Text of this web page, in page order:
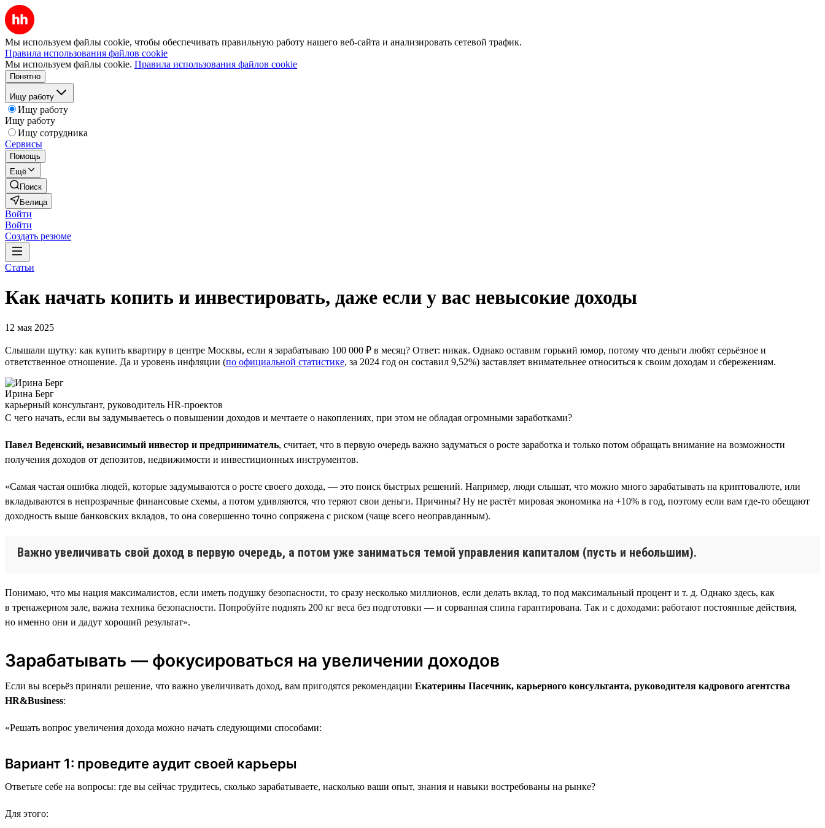
Мы используем файлы cookie, чтобы обеспечивать правильную работу нашего веб-сайта и анализировать сетевой трафик.
Правила использования файлов cookie
Мы используем файлы cookie. Правила использования файлов cookie
Понятно
Ищу работу
Ищу работу
Ищу работу
Ищу сотрудника
Сервисы
Помощь
Ещё
Поиск
Белица
Войти
Войти
Создать резюме
Статьи
Как начать копить и инвестировать, даже если у вас невысокие доходы
12 мая 2025
Слышали шутку: как купить квартиру в центре Москвы, если я зарабатываю 100 000 ₽ в месяц? Ответ: никак. Однако оставим горький юмор, потому что деньги любят серьёзное и
ответственное отношение. Да и уровень инфляции (по официальной статистике, за 2024 год он составил 9,52%) заставляет внимательнее относиться к своим доходам и сбережениям.
Ирина Берг
карьерный консультант, руководитель HR-проектов
С чего начать, если вы задумываетесь о повышении доходов и мечтаете о накоплениях, при этом не обладая огромными заработками?
Павел Веденский, независимый инвестор и предприниматель, считает, что в первую очередь важно задуматься о росте заработка и только потом обращать внимание на возможности
получения доходов от депозитов, недвижимости и инвестиционных инструментов.
«Самая частая ошибка людей, которые задумываются о росте своего дохода, — это поиск быстрых решений. Например, люди слышат, что можно много зарабатывать на криптовалюте, или
вкладываются в непрозрачные финансовые схемы, а потом удивляются, что теряют свои деньги. Причины? Ну не растёт мировая экономика на +10% в год, поэтому если вам где-то обещают
доходность выше банковских вкладов, то она совершенно точно сопряжена с риском (чаще всего неоправданным).
Важно увеличивать свой доход в первую очередь, а потом уже заниматься темой управления капиталом (пусть и небольшим).
Понимаю, что мы нация максималистов, если иметь подушку безопасности, то сразу несколько миллионов, если делать вклад, то под максимальный процент и т. д. Однако здесь, как
в тренажерном зале, важна техника безопасности. Попробуйте поднять 200 кг веса без подготовки — и сорванная спина гарантирована. Так и с доходами: работают постоянные действия,
но именно они и дадут хороший результат».
Зарабатывать — фокусироваться на увеличении доходов
Если вы всерьёз приняли решение, что важно увеличивать доход, вам пригодятся рекомендации Екатерины Пасечник, карьерного консультанта, руководителя кадрового агентства
HR&Business:
«Решать вопрос увеличения дохода можно начать следующими способами:
Вариант 1: проведите аудит своей карьеры
Ответьте себе на вопросы: где вы сейчас трудитесь, сколько зарабатываете, насколько ваши опыт, знания и навыки востребованы на рынке?
Для этого: